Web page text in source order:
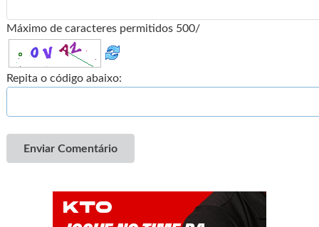
Máximo de caracteres permitidos 500/
Repita o código abaixo:
Enviar Comentário